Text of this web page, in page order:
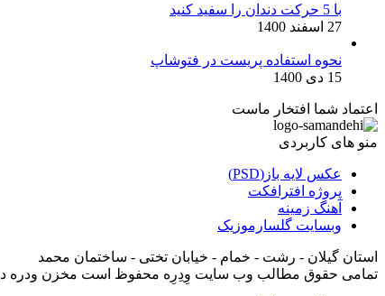
با 5 حرکت دندان را سفید کنید
27 اسفند 1400
نحوه استفاده پریست در فتوشاپ
15 دی 1400
اعتماد شما افتخار ماست
منو های کاربردی
عکس لایه باز(PSD)
پروژه افترافکت
آهنگ زمینه
وبسایت گلسارموزیک
استان گیلان - رشت - خمام - خیابان تختی - ساختمان محمد
تمامی حقوق مطالب وب سایت وِدِرِه محفوظ است مخزن ودره